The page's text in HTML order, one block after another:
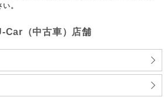
。
Car（中古車）店舗